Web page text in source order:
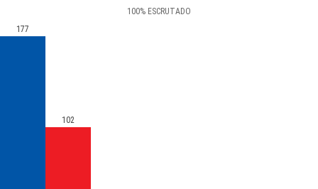
100% ESCRUTADO
177
102